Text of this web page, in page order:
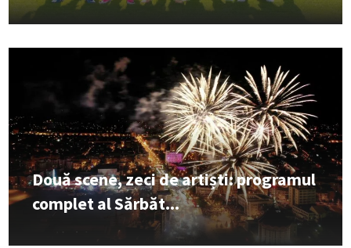
Două scene, zeci de artiști: programul
complet al Sărbăt...